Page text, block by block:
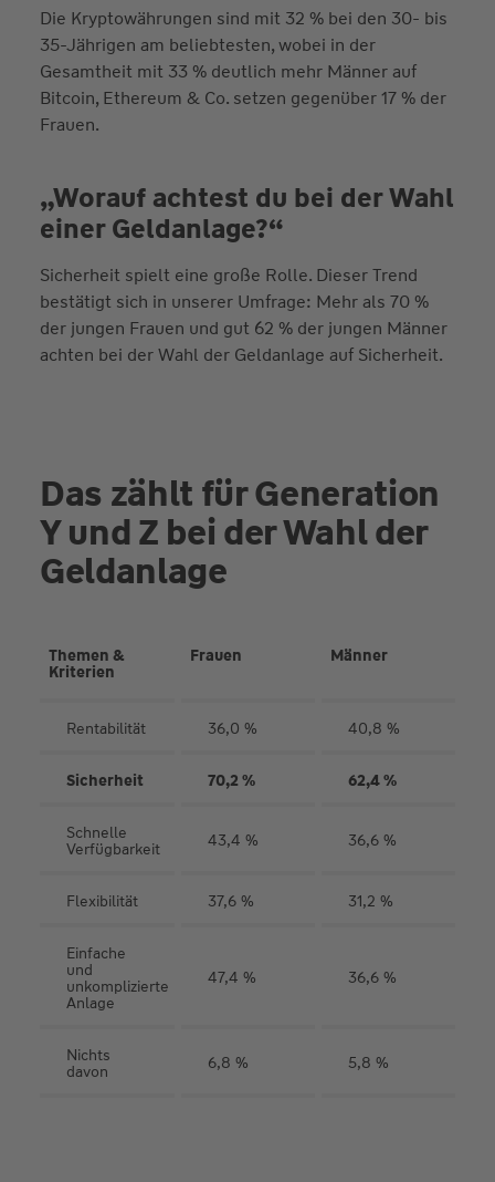
Die Kryptowährungen sind mit 32 % bei den 30- bis
35-Jährigen am beliebtesten, wobei in der
Gesamtheit mit 33 % deutlich mehr Männer auf
Bitcoin, Ethereum & Co. setzen gegenüber 17 % der
Frauen.
„Worauf achtest du bei der Wahl
einer Geldanlage?“
Sicherheit spielt eine große Rolle. Dieser Trend
bestätigt sich in unserer Umfrage: Mehr als 70 %
der jungen Frauen und gut 62 % der jungen Männer
achten bei der Wahl der Geldanlage auf Sicherheit.
Das zählt für Generation
Y und Z bei der Wahl der
Geldanlage
Themen &
Kriterien
Frauen Männer
Rentabilität 36,0 % 40,8 %
Sicherheit 70,2 % 62,4 %
Schnelle
Verfügbarkeit
43,4 % 36,6 %
Flexibilität 37,6 % 31,2 %
Einfache
und
unkomplizierte
Anlage
47,4 % 36,6 %
Nichts
davon
6,8 % 5,8 %